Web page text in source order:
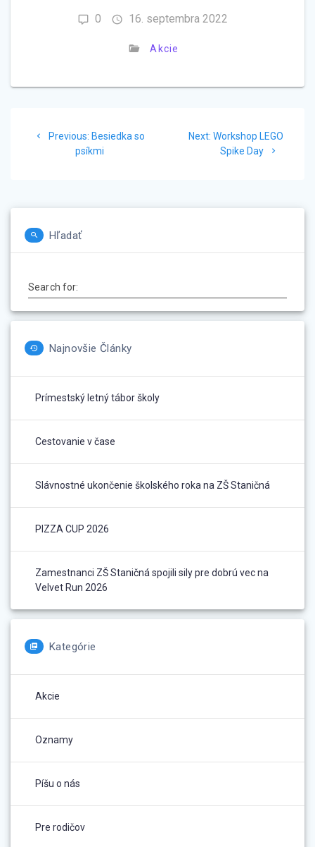
0 16. septembra 2022
Akcie
Previous: Previous
post:
Besiedka so
psíkmi
Next: Next
post:
Workshop LEGO
Spike Day
Hľadať
Search for:
Najnovšie Články
Prímestský letný tábor školy
Cestovanie v čase
Slávnostné ukončenie školského roka na ZŠ Staničná
PIZZA CUP 2026
Zamestnanci ZŠ Staničná spojili sily pre dobrú vec na
Velvet Run 2026
Kategórie
Akcie
Oznamy
Píšu o nás
Pre rodičov